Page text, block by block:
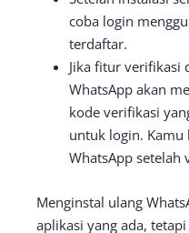
coba login
terdaftar.
Jika fitur verifikasi
WhatsApp akan
kode verifikasi
untuk login. Kamu
WhatsApp setelah
Menginstal ulang
aplikasi yang ada,